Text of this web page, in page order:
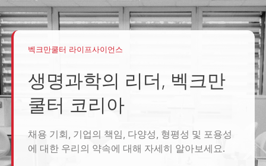
벡크만쿨터 라이프사이언스
생명과학의 리더, 벡크만
쿨터 코리아
채용 기회, 기업의 책임, 다양성, 형평성 및 포용성
에 대한 우리의 약속에 대해 자세히 알아보세요.